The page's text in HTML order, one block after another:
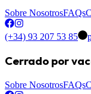
Sobre NosotrosFAQs
(+34) 93 207 53 85
Cerrado por
Sobre NosotrosFAQs